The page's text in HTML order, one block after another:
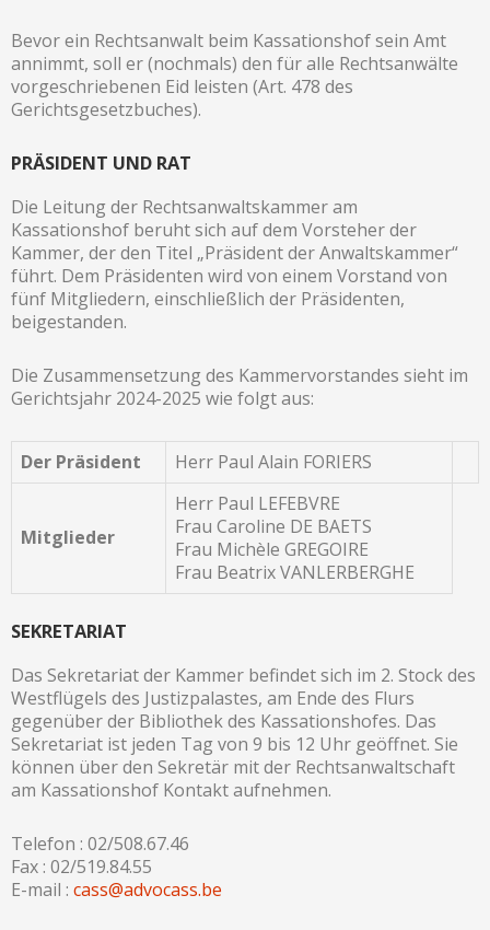
Bevor ein Rechtsanwalt beim Kassationshof sein Amt
annimmt, soll er (nochmals) den für alle Rechtsanwälte
vorgeschriebenen Eid leisten (Art. 478 des
Gerichtsgesetzbuches).
PRÄSIDENT UND RAT
Die Leitung der Rechtsanwaltskammer am
Kassationshof beruht sich auf dem Vorsteher der
Kammer, der den Titel „Präsident der Anwaltskammer“
führt. Dem Präsidenten wird von einem Vorstand von
fünf Mitgliedern, einschließlich der Präsidenten,
beigestanden.
Die Zusammensetzung des Kammervorstandes sieht im
Gerichtsjahr 2024-2025 wie folgt aus:
Der Präsident Herr Paul Alain FORIERS
Mitglieder
Herr Paul LEFEBVRE
Frau Caroline DE BAETS
Frau Michèle GREGOIRE
Frau Beatrix VANLERBERGHE
SEKRETARIAT
Das Sekretariat der Kammer befindet sich im 2. Stock des
Westflügels des Justizpalastes, am Ende des Flurs
gegenüber der Bibliothek des Kassationshofes. Das
Sekretariat ist jeden Tag von 9 bis 12 Uhr geöffnet. Sie
können über den Sekretär mit der Rechtsanwaltschaft
am Kassationshof Kontakt aufnehmen.
Telefon : 02/508.67.46
Fax : 02/519.84.55
E-mail : cass@advocass.be